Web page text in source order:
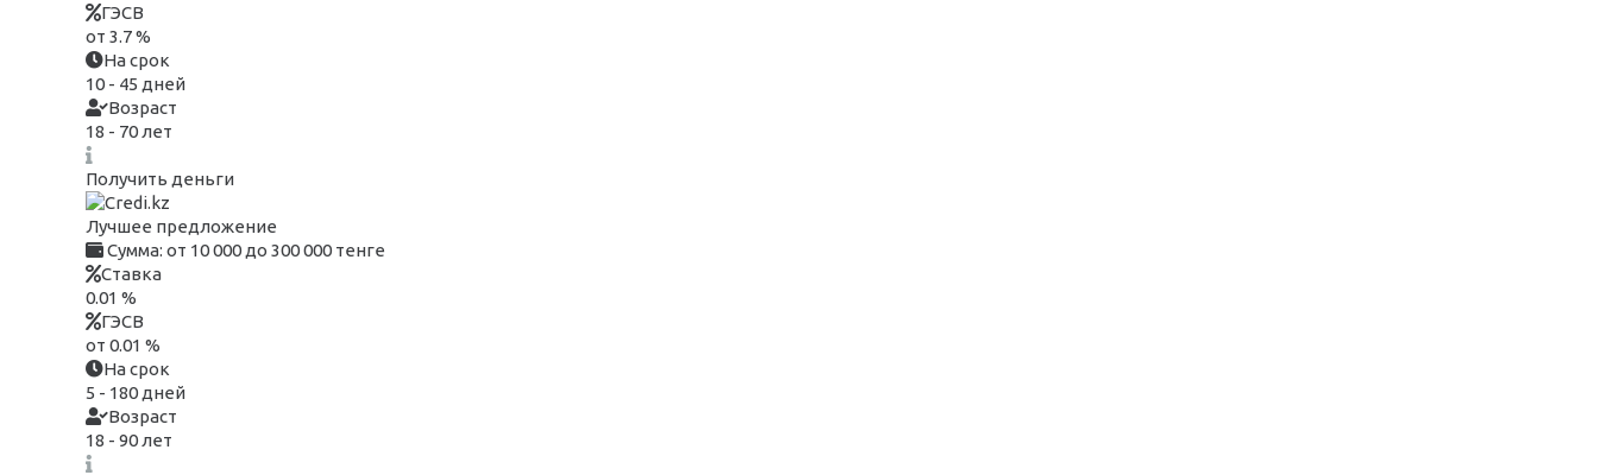
ГЭСВ
от 3.7 %
На срок
10 - 45 дней
Возраст
18 - 70 лет
Получить деньги
Лучшее предложение
Сумма: от 10 000 до 300 000 тенге
Ставка
0.01 %
ГЭСВ
от 0.01 %
На срок
5 - 180 дней
Возраст
18 - 90 лет